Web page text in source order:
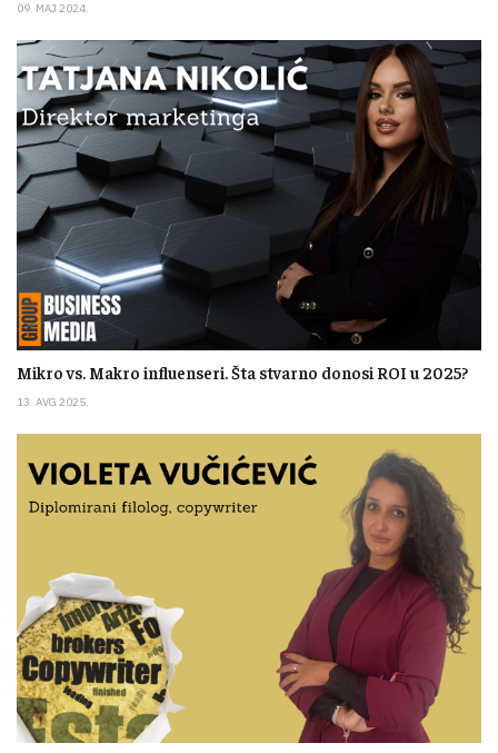
09. MAJ 2024.
Mikro vs. Makro influenseri. Šta stvarno donosi ROI u 2025?
13. AVG 2025.